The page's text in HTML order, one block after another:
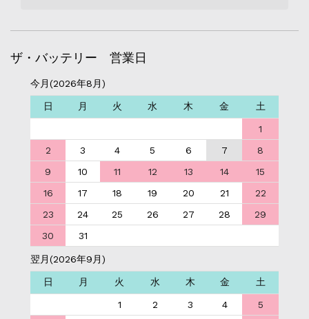
ザ・バッテリー 営業日
今月(2026年8月)
日 月 火 水 木 金 土
1
2
3 4 5 6 7
8
9
10 11 12 13 14
15
16
17 18 19 20 21
22
23
24 25 26 27 28
29
30
31
翌月(2026年9月)
日 月 火 水 木 金 土
1 2 3 4
5